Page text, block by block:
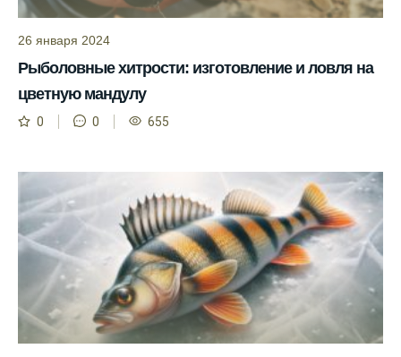
максимального атмосферного давления,
как указывает прогноз клева.
Прогноз клева на сутки вперед дает ясное
представление о том, когда и где клюет
Учитывайте фазы луны при выборе места
для рыбной ловли, согласно прогнозу
клева.
Прогноз клева помогает определить
лучшие условия для успешной рыбалки.
Календарь рыболова включает в себя
прогнозы клева на разные дни года.
26 января 2024
Рыболовные хитрости: изготовление и ловля на
цветную мандулу
0 0 655